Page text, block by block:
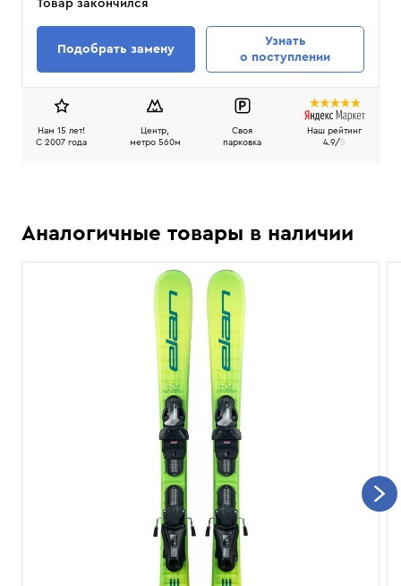
Товар закончился
Подобрать замену
Узнать
о поступлении
Нам 15 лет!
C 2007 года
Центр,
метро 560м
Своя
парковка
Наш рейтинг
4.9/5
Аналогичные товары в наличии